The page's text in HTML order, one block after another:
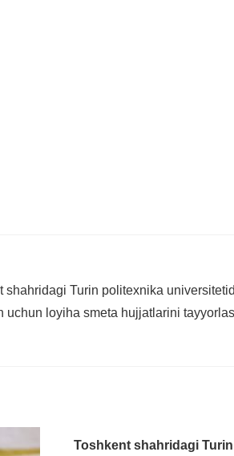
shahridagi Turin politexnika
uchun loyiha smeta hujjatlarini
Toshkent shahridagi